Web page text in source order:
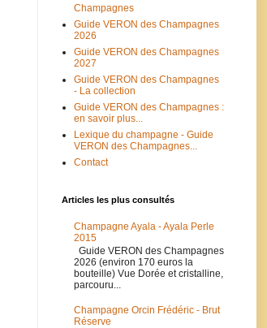
Champagnes
Guide VERON des Champagnes
2026
Guide VERON des Champagnes
2027
Guide VERON des Champagnes
- La collection
Guide VERON des Champagnes :
en savoir plus...
Lexique du champagne - Guide
VERON des Champagnes...
Contact
Articles les plus consultés
Champagne Ayala - Ayala Perle
2015
Guide VERON des Champagnes
2026 (environ 170 euros la
bouteille) Vue Dorée et cristalline,
parcouru...
Champagne Orcin Frédéric - Brut
Réserve